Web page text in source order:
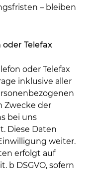
– bleiben
oder Telefax
oder Telefax
inklusive aller
Zwecke der
bei uns
Diese Daten
weiter.
erfolgt auf
b DSGVO, sofern